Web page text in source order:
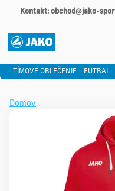
Kontakt: obchod@jako-
TÍMOVÉ OBLEČENIE FUTBAL
Domov